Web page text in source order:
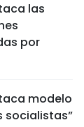
las
por
modelo
socialistas”